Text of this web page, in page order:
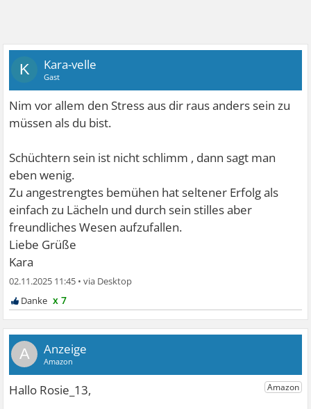
K Kara-velle
Gast
Nim vor allem den Stress aus dir raus anders sein zu
müssen als du bist.
Schüchtern sein ist nicht schlimm , dann sagt man
eben wenig.
Zu angestrengtes bemühen hat seltener Erfolg als
einfach zu Lächeln und durch sein stilles aber
freundliches Wesen aufzufallen.
Liebe Grüße
Kara
02.11.2025 11:45 •
x 7
A